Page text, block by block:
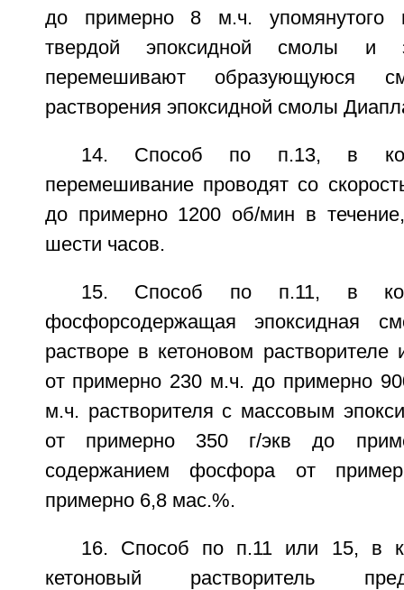
до примерно 8 м.ч. упомянутого
твердой эпоксидной смолы и
перемешивают образующуюся
растворения эпоксидной смолы
14. Способ по п.13, в
перемешивание проводят со
до примерно 1200 об/мин в
шести часов.
15. Способ по п.11, в
фосфорсодержащая эпоксидная
растворе в кетоновом растворителе
от примерно 230 м.ч. до примерно
м.ч. растворителя с массовым
от примерно 350 г/экв до
содержанием фосфора от
примерно 6,8 мас.%.
16. Способ по п.11 или 15, в
кетоновый растворитель